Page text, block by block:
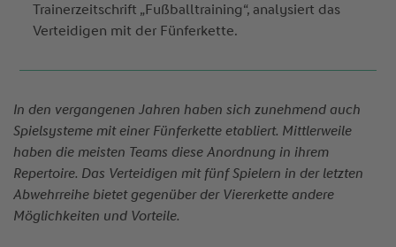
Trainerzeitschrift „Fußballtraining“, analysiert das
Verteidigen mit der Fünferkette.
In den vergangenen Jahren haben sich zunehmend auch
Spielsysteme mit einer Fünferkette etabliert. Mittlerweile
haben die meisten Teams diese Anordnung in ihrem
Repertoire. Das Verteidigen mit fünf Spielern in der letzten
Abwehrreihe bietet gegenüber der Viererkette andere
Möglichkeiten und Vorteile.